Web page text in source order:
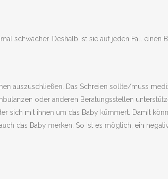
schwächer. Deshalb ist sie auf jeden Fall einen
auszuschließen. Das Schreien sollte/muss
oder anderen Beratungsstellen
sich mit ihnen um das Baby kümmert. Damit
das Baby merken. So ist es möglich, ein